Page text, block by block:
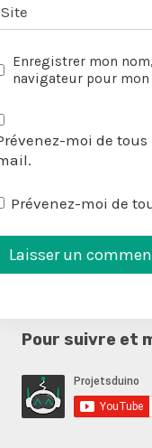
Site
Enregistrer mon
navigateur pour
moi de
Prévenez-moi de
Pour suivre et